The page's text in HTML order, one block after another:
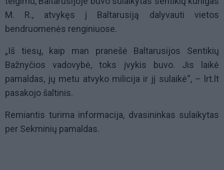
M. R., atvykęs į Baltarusiją dalyvauti vietos
bendruomenės renginiuose.
„Iš tiesų, kaip man pranešė Baltarusijos Sentikių
Bažnyčios vadovybė, toks įvykis buvo. Jis laikė
pamaldas, jų metu atvyko milicija ir jį sulaikė“, – lrt.lt
pasakojo šaltinis.
Remiantis turima informacija, dvasininkas sulaikytas
per Sekminių pamaldas.